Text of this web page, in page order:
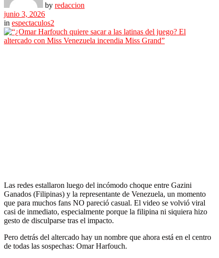
by redaccion
junio 3, 2026
in espectaculos2
Las redes estallaron luego del incómodo choque entre Gazini
Ganados (Filipinas) y la representante de Venezuela, un momento
que para muchos fans NO pareció casual. El video se volvió viral
casi de inmediato, especialmente porque la filipina ni siquiera hizo
gesto de disculparse tras el impacto.
Pero detrás del altercado hay un nombre que ahora está en el centro
de todas las sospechas: Omar Harfouch.